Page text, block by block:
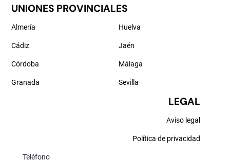
UNIONES PROVINCIALES
Almería
Cádiz
Córdoba
Granada
Huelva
Jaén
Málaga
Sevilla
LEGAL
Aviso legal
Política de privacidad
Teléfono